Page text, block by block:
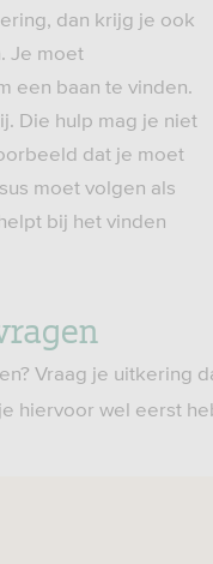
dan krijg je ook
Je moet
een baan te vinden.
Die hulp mag je niet
dat je moet
moet volgen als
bij het vinden
Vraag je uitkering
hiervoor wel eerst